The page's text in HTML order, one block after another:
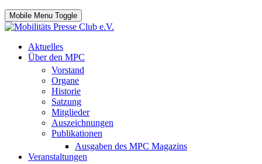
Mobile Menu Toggle
Aktuelles
Über den MPC
Vorstand
Organe
Historie
Satzung
Mitglieder
Auszeichnungen
Publikationen
Ausgaben des MPC Magazins
Veranstaltungen